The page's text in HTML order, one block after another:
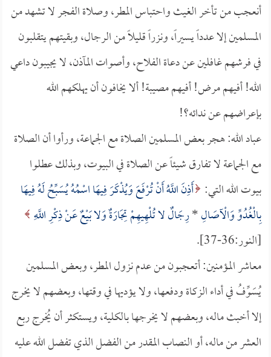
أنعجب من تأخر الغيث واحتباس المطر، وصلاة الفجر لا تشهد من
المسلمين إلا عدداً يسيراً، ونزراً قليلاً من الرجال، وبقيتهم يتقلبون
في فرشهم غافلين عن دعاة الفلاح، وأصوات المآذن، لا يجيبون داعي
الله! أفيهم مرض! أفيهم مصيبة! ألا يخافون أن يهلكهم الله
بإعراضهم عن ندائه؟!
عباد الله: هجر بعض المسلمين الصلاة مع الجماعة، ورأوا أن الصلاة
مع الجماعة لا تفارق شيئاً عن الصلاة في البيوت، وبذلك عطلوا
بيوت الله التي: أَذِنَ اللَّهُ أَنْ تُرْفَعَ وَيُذْكَرَ فِيهَا اسْمُهُ يُسَبِّحُ لَهُ فِيهَا
بِالْغُدُوِّ وَالْآصَالِ*رِجَالٌ لا تُلْهِيهِمْ تِجَارَةٌ وَلا بَيْعٌ عَنْ ذِكْرِ اللَّهِ
[النور:36-37].
معاشر المؤمنين: أتعجبون من عدم نزول المطر، وبعض المسلمين
يُسَوِّفُ في أداء الزكاة ودفعها، ولا يؤديها في وقتها، وبعضهم لا يخرج
إلا أخبث ماله، وبعضهم لا يخرجها بالكلية، ويستكثر أن يُخرج ربع
العشر من ماله، أو النصاب المقدر من الفضل الذي تفضل الله عليه